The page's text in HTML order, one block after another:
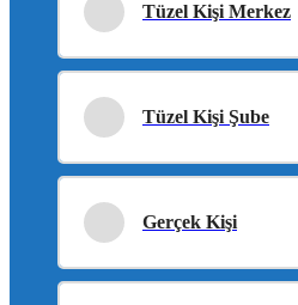
Tüzel Kişi Merkez
Tüzel Kişi Şube
Gerçek Kişi